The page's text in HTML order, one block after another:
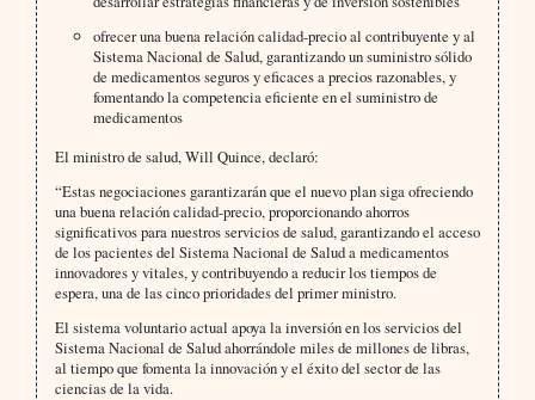
ofrecer una buena relación calidad-precio al contribuyente y al
Sistema Nacional de Salud, garantizando un suministro sólido
de medicamentos seguros y eficaces a precios razonables, y
fomentando la competencia eficiente en el suministro de
medicamentos
El ministro de salud, Will Quince, declaró:
“Estas negociaciones garantizarán que el nuevo plan siga ofreciendo
una buena relación calidad-precio, proporcionando ahorros
significativos para nuestros servicios de salud, garantizando el acceso
de los pacientes del Sistema Nacional de Salud a medicamentos
innovadores y vitales, y contribuyendo a reducir los tiempos de
espera, una de las cinco prioridades del primer ministro.
El sistema voluntario actual apoya la inversión en los servicios del
Sistema Nacional de Salud ahorrándole miles de millones de libras,
al tiempo que fomenta la innovación y el éxito del sector de las
ciencias de la vida.